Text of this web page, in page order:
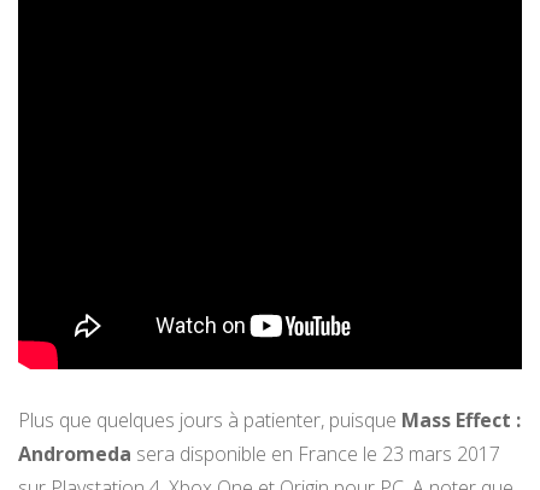
Plus que quelques jours à patienter, puisque Mass Effect :
Andromeda sera disponible en France le 23 mars 2017